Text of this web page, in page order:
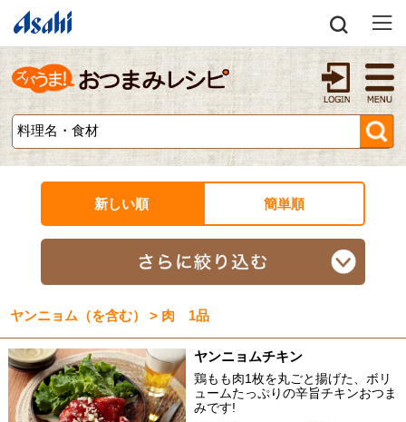
新しい順 簡単順
ヤンニョム（を含む） > 肉 1品
ヤンニョムチキン
鶏もも肉1枚を丸ごと揚げた、ボリ
ュームたっぷりの辛旨チキンおつま
みです!